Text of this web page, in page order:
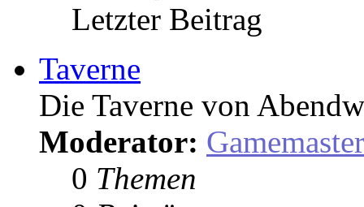
Letzter Beitrag
Taverne
Die Taverne von
Moderator: Gamemaster
0 Themen